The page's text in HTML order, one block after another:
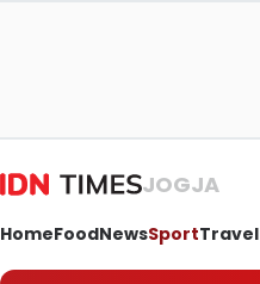
JOGJA
HomeFoodNewsSportTravel